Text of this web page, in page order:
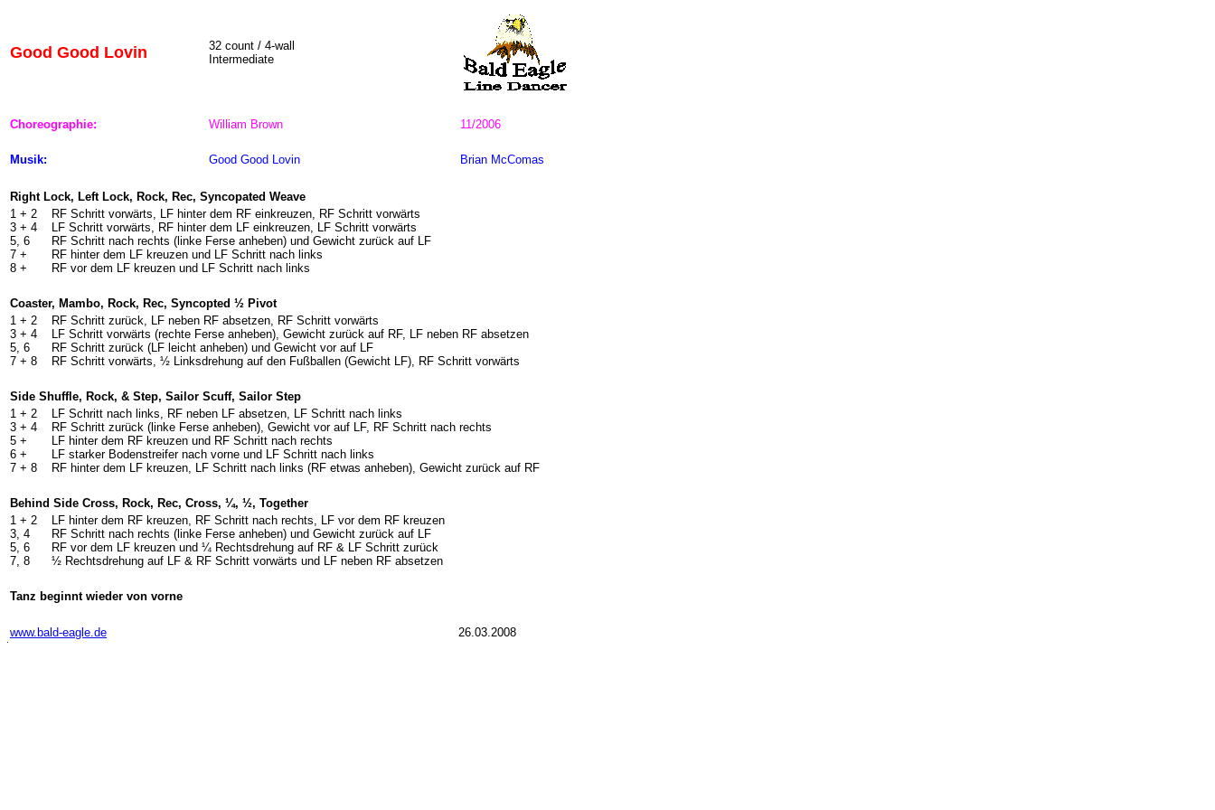
Good Good Lovin
32 count / 4-wall
Intermediate
Choreographie: William Brown 11/2006
Musik: Good Good Lovin Brian McComas
Right Lock, Left Lock, Rock, Rec, Syncopated Weave
1 + 2
3 + 4
5, 6
7 +
8 +
RF Schritt vorwärts, LF hinter dem RF einkreuzen, RF Schritt vorwärts
LF Schritt vorwärts, RF hinter dem LF einkreuzen, LF Schritt vorwärts
RF Schritt nach rechts (linke Ferse anheben) und Gewicht zurück auf LF
RF hinter dem LF kreuzen und LF Schritt nach links
RF vor dem LF kreuzen und LF Schritt nach links
Coaster, Mambo, Rock, Rec, Syncopted ½ Pivot
1 + 2
3 + 4
5, 6
7 + 8
RF Schritt zurück, LF neben RF absetzen, RF Schritt vorwärts
LF Schritt vorwärts (rechte Ferse anheben), Gewicht zurück auf RF, LF neben RF absetzen
RF Schritt zurück (LF leicht anheben) und Gewicht vor auf LF
RF Schritt vorwärts, ½ Linksdrehung auf den Fußballen (Gewicht LF), RF Schritt vorwärts
Side Shuffle, Rock, & Step, Sailor Scuff, Sailor Step
1 + 2
3 + 4
5 +
6 +
7 + 8
LF Schritt nach links, RF neben LF absetzen, LF Schritt nach links
RF Schritt zurück (linke Ferse anheben), Gewicht vor auf LF, RF Schritt nach rechts
LF hinter dem RF kreuzen und RF Schritt nach rechts
LF starker Bodenstreifer nach vorne und LF Schritt nach links
RF hinter dem LF kreuzen, LF Schritt nach links (RF etwas anheben), Gewicht zurück auf RF
Behind Side Cross, Rock, Rec, Cross, ¼, ½, Together
1 + 2
3, 4
5, 6
7, 8
LF hinter dem RF kreuzen, RF Schritt nach rechts, LF vor dem RF kreuzen
RF Schritt nach rechts (linke Ferse anheben) und Gewicht zurück auf LF
RF vor dem LF kreuzen und ¼ Rechtsdrehung auf RF & LF Schritt zurück
½ Rechtsdrehung auf LF & RF Schritt vorwärts und LF neben RF absetzen
Tanz beginnt wieder von vorne
www.bald-eagle.de
26.03.2008